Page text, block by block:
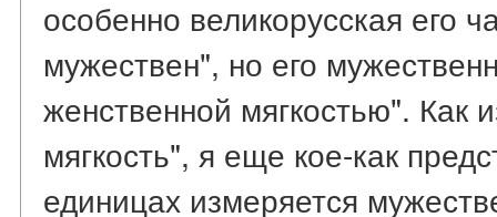
особенно великорусская его
мужествен", но его
женственной мягкостью". Как
мягкость", я еще кое-как
единицах измеряется